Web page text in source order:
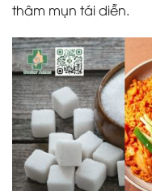
thâm mụn tái diễn.